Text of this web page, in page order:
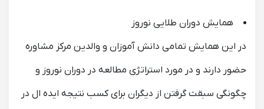
همایش دوران طلایی نوروز
در این همایش تمامی دانش آموزان و والدین مرکز مشاوره
حضور دارند و در مورد استراتژی مطالعه در دوران نوروز و
چگونگی سبقت گرفتن از دیگران برای کسب نتیجه ایده ال در